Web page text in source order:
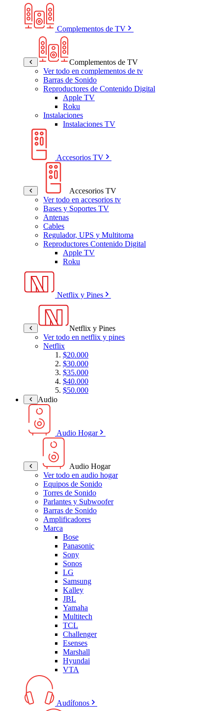
Complementos de TV
Complementos de TV
Ver todo en complementos de tv
Barras de Sonido
Reproductores de Contenido Digital
Apple TV
Roku
Instalaciones
Instalaciones TV
Accesorios TV
Accesorios TV
Ver todo en accesorios tv
Bases y Soportes TV
Antenas
Cables
Regulador, UPS y Multitoma
Reproductores Contenido Digital
Apple TV
Roku
Netflix y Pines
Netflix y Pines
Ver todo en netflix y pines
Netflix
$20.000
$30.000
$35.000
$40.000
$50.000
Audio
Audio Hogar
Audio Hogar
Ver todo en audio hogar
Equipos de Sonido
Torres de Sonido
Parlantes y Subwoofer
Barras de Sonido
Amplificadores
Marca
Bose
Panasonic
Sony
Sonos
LG
Samsung
Kalley
JBL
Yamaha
Multitech
TCL
Challenger
Esenses
Marshall
Hyundai
VTA
Audífonos